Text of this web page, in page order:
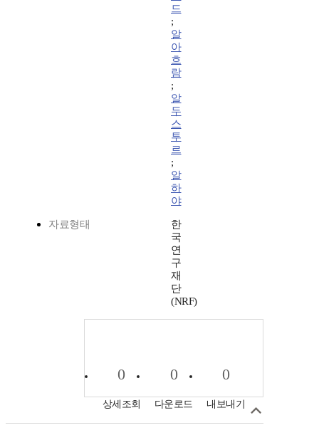
드
;
알
아
흐
람
;
알
두
스
투
르
;
알
하
야
자료형태
한
국
연
구
재
단
(NRF)
0
상세조회
0
다운로드
0
내보내기